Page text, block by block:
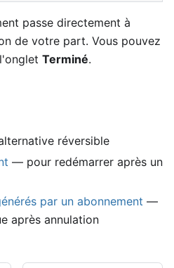
passe directement à
de votre part. Vous pouvez
Terminé.
réversible
— pour redémarrer après un
par un abonnement —
après annulation